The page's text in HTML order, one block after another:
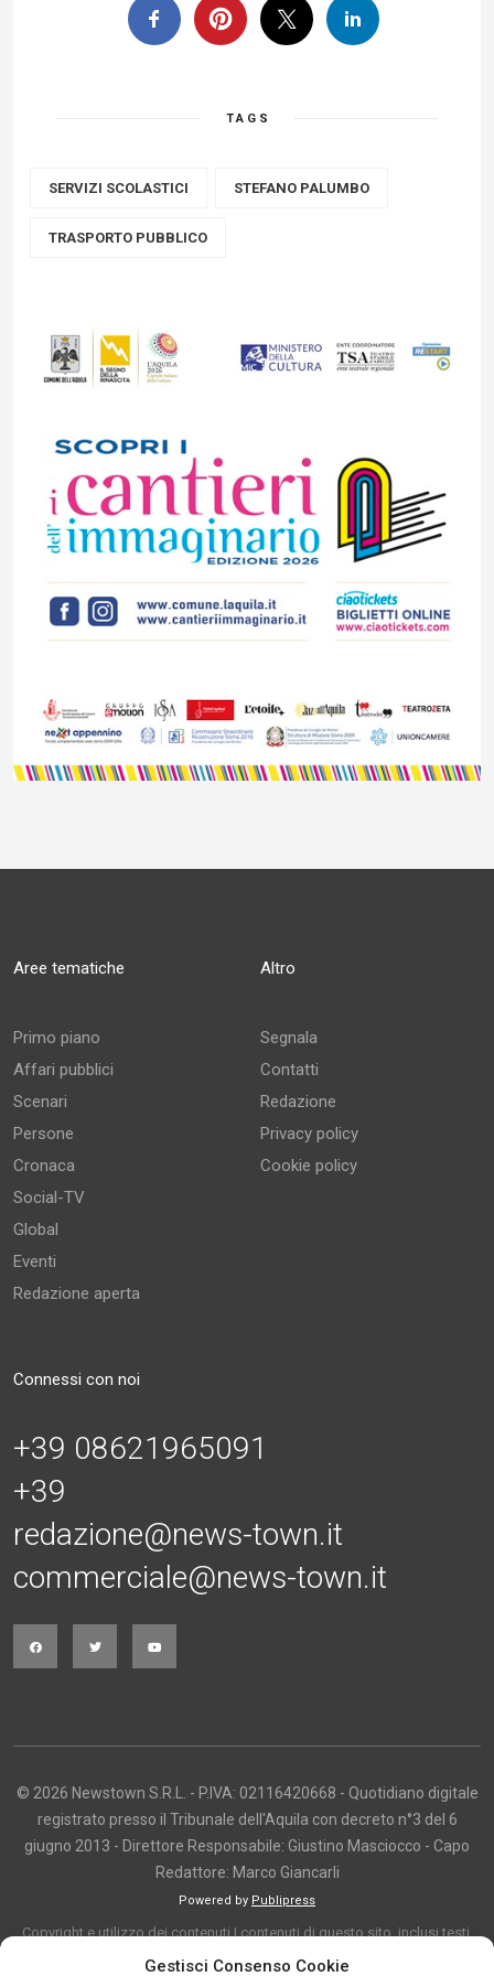
Gestisci Consenso Cookie
TAGS
SERVIZI SCOLASTICI STEFANO PALUMBO
TRASPORTO PUBBLICO
Aree tematiche
Primo piano
Affari pubblici
Scenari
Persone
Cronaca
Social-TV
Global
Eventi
Redazione aperta
Altro
Segnala
Contatti
Redazione
Privacy policy
Cookie policy
Connessi con noi
+39 08621965091
+39
redazione@news-town.it
commerciale@news-town.it
© 2026 Newstown S.R.L. - P.IVA: 02116420668 - Quotidiano digitale
registrato presso il Tribunale dell'Aquila con decreto n°3 del 6
giugno 2013 - Direttore Responsabile: Giustino Masciocco - Capo
Redattore: Marco Giancarli
Powered by Publipress
Copyright e utilizzo dei contenuti I contenuti di questo sito, inclusi testi,
articoli, immagini, fotografie, video e grafica, sono protetti da copyright e